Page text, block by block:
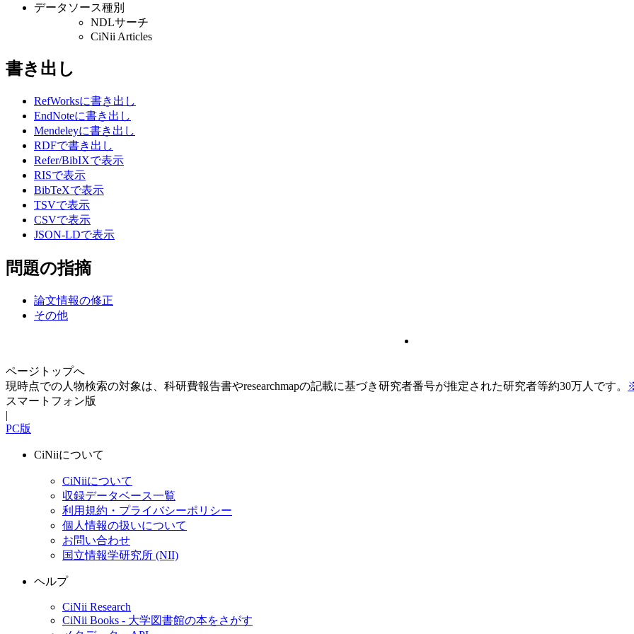
データソース種別
NDLサーチ
CiNii Articles
書き出し
RefWorksに書き出し
EndNoteに書き出し
Mendeleyに書き出し
RDFで書き出し
Refer/BibIXで表示
RISで表示
BibTeXで表示
TSVで表示
CSVで表示
JSON-LDで表示
問題の指摘
論文情報の修正
その他
ページトップへ
現時点での人物検索の対象は、科研費報告書やresearchmapの記載に基づき研究者番号が推定された研究者等約30万人です。
スマートフォン版
|
PC版
CiNiiについて
CiNiiについて
収録データベース一覧
利用規約・プライバシーポリシー
個人情報の扱いについて
お問い合わせ
国立情報学研究所 (NII)
ヘルプ
CiNii Research
CiNii Books - 大学図書館の本をさがす